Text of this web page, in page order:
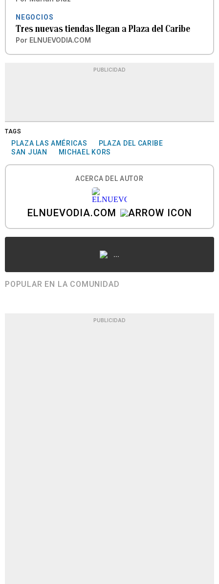
NEGOCIOS
Tres nuevas tiendas llegan a Plaza del Caribe
Por ELNUEVODIA.COM
PUBLICIDAD
TAGS
PLAZA LAS AMÉRICAS
PLAZA DEL CARIBE
SAN JUAN
MICHAEL KORS
ACERCA DEL AUTOR
ELNUEVODIA.COM
...
POPULAR EN LA COMUNIDAD
PUBLICIDAD